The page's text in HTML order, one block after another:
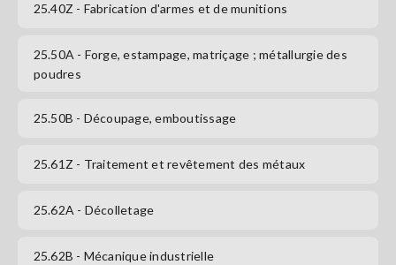
25.40Z - Fabrication d'armes et de munitions
25.50A - Forge, estampage, matriçage ; métallurgie des
poudres
25.50B - Découpage, emboutissage
25.61Z - Traitement et revêtement des métaux
25.62A - Décolletage
25.62B - Mécanique industrielle